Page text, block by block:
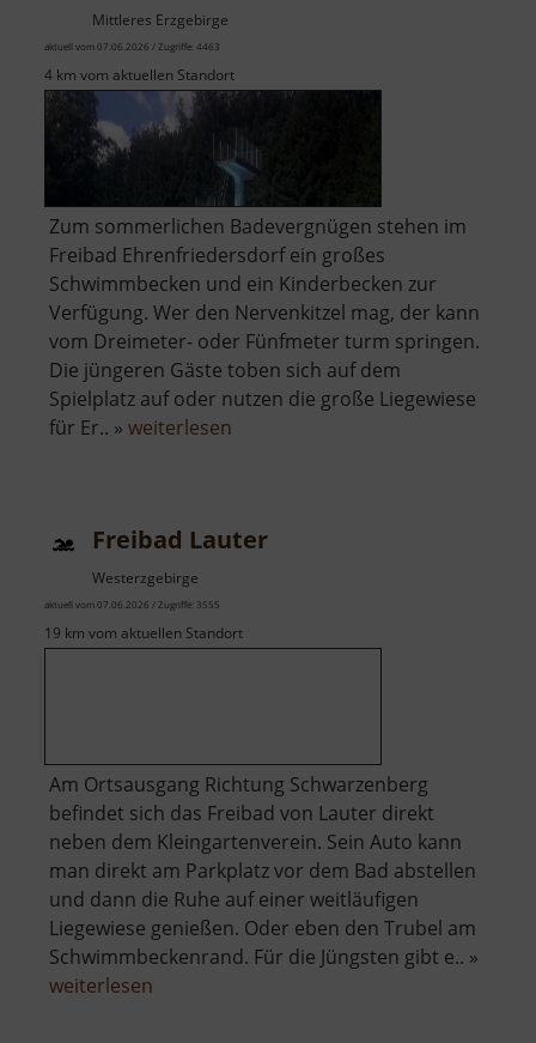
Mittleres Erzgebirge
aktuell vom 07.06.2026 / Zugriffe: 4463
4 km vom aktuellen Standort
Zum sommerlichen Badevergnügen stehen im
Freibad Ehrenfriedersdorf ein großes
Schwimmbecken und ein Kinderbecken zur
Verfügung. Wer den Nervenkitzel mag, der kann
vom Dreimeter- oder Fünfmeter turm springen.
Die jüngeren Gäste toben sich auf dem
Spielplatz auf oder nutzen die große Liegewiese
für Er.. » weiterlesen
Freibad Lauter
Westerzgebirge
aktuell vom 07.06.2026 / Zugriffe: 3555
19 km vom aktuellen Standort
Am Ortsausgang Richtung Schwarzenberg
befindet sich das Freibad von Lauter direkt
neben dem Kleingartenverein. Sein Auto kann
man direkt am Parkplatz vor dem Bad abstellen
und dann die Ruhe auf einer weitläufigen
Liegewiese genießen. Oder eben den Trubel am
Schwimmbeckenrand. Für die Jüngsten gibt e.. »
weiterlesen